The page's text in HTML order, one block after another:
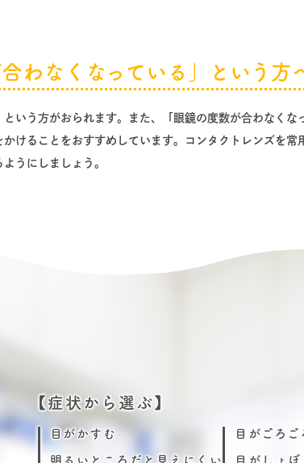
わなくなっている」という方
いう方がおられます。また、「眼鏡の度数が合わなく
けることをおすすめしています。コンタクトレンズを
うにしましょう。
【症状から選ぶ】
目がかすむ
明るいところだと見えにくい
目がごろご
目がしょ